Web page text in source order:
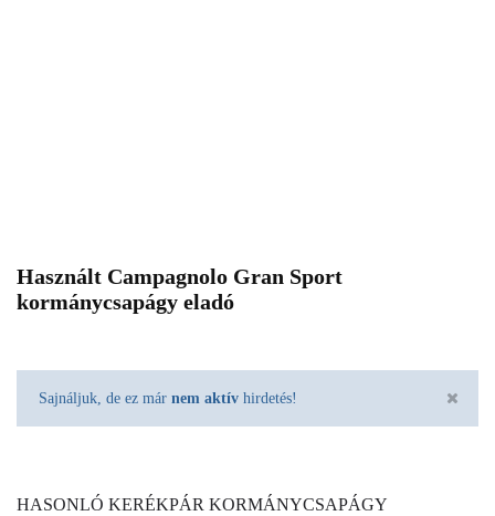
Használt Campagnolo Gran Sport
kormánycsapágy eladó
Sajnáljuk, de ez már nem aktív hirdetés!
HASONLÓ KERÉKPÁR KORMÁNYCSAPÁGY